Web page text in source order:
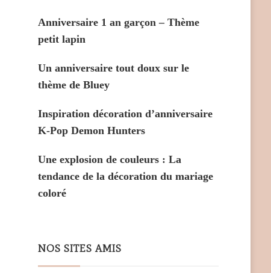
Anniversaire 1 an garçon – Thème
petit lapin
Un anniversaire tout doux sur le
thème de Bluey
Inspiration décoration d’anniversaire
K-Pop Demon Hunters
Une explosion de couleurs : La
tendance de la décoration du mariage
coloré
NOS SITES AMIS